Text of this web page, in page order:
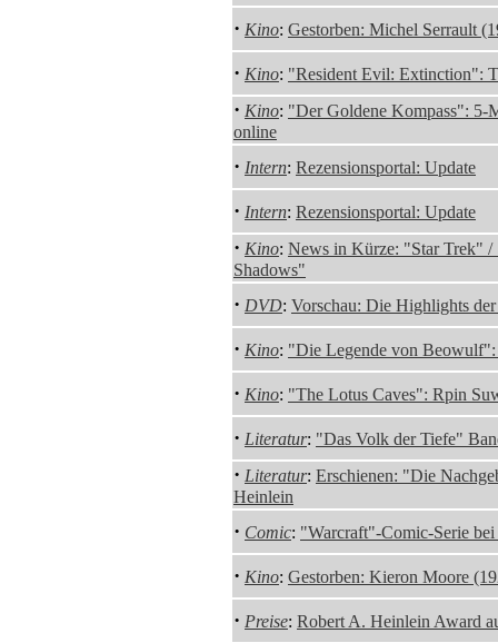
· Kino: Gestorben: Michel Serrault
· Kino: "Resident Evil: Extinction":
· Kino: "Der Goldene Kompass": 5-
online
· Intern: Rezensionsportal: Update
· Intern: Rezensionsportal: Update
· Kino: News in Kürze: "Star Trek"
Shadows"
· DVD: Vorschau: Die Highlights
· Kino: "Die Legende von
· Kino: "The Lotus Caves": Rpin
· Literatur: "Das Volk der Tiefe"
· Literatur: Erschienen: "Die
Heinlein
· Comic: "Warcraft"-Comic-Serie
· Kino: Gestorben: Kieron Moore
· Preise: Robert A. Heinlein Award